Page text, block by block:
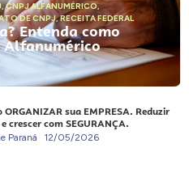
,CNPJ ALFANUMÉRICO,
DE CNPJ,RECEITA FEDERAL
Entenda como
Alfanumérico
ORGANIZAR sua EMPRESA. Reduzir
crescer com SEGURANÇA.
Paraná 12/05/2026